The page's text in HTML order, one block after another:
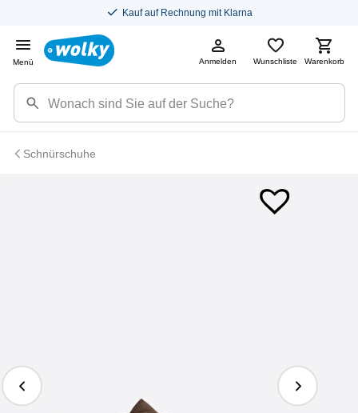
Kauf auf Rechnung mit Klarna
Menü Anmelden Wunschliste Warenkorb
Schnürschuhe